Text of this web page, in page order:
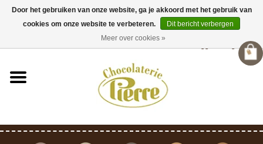
Verzending binnen Nederland vanaf €45,- gratis
Registreren
Door het gebruiken van onze website, ga je akkoord met het gebruik van
cookies om onze website te verbeteren.
Dit bericht verbergen
Meer over cookies »